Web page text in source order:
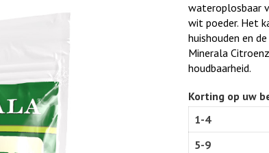
wateroplosbaar
wit poeder. Het
huishouden en
Minerala
houdbaarheid.
Korting op uw
1-4
5-9